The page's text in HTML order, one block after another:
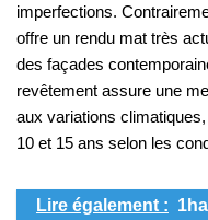
imperfections.
offre un rendu mat très
des façades
revêtement assure une
aux variations
10 et 15 ans selon les
Lire également :